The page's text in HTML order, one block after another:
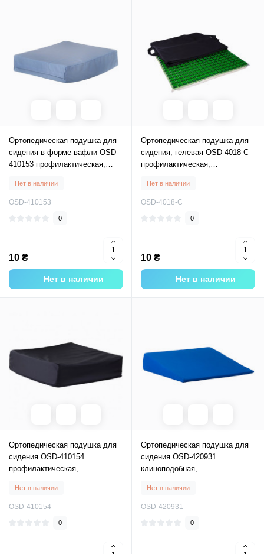
Ортопедическая подушка для
сидения в форме вафли OSD-
410153 профилактическая,
ягодицы
Нет в наличии
OSD-410153
0
10 ₴
Нет в наличии
Ортопедическая подушка для
сидения, гелевая OSD-4018-C
профилактическая,
ягодицы
Нет в наличии
OSD-4018-C
0
10 ₴
Нет в наличии
Ортопедическая подушка для
сидения OSD-410154
профилактическая,
ягодицы
Нет в наличии
OSD-410154
0
Ортопедическая подушка для
сидения OSD-420931
клиноподобная,
ягодицы
Нет в наличии
OSD-420931
0